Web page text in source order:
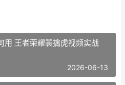
用 王者荣耀裴擒虎视频实战
2026-06-13